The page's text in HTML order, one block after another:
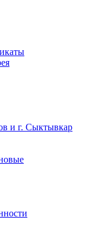
и г. Сыктывкар